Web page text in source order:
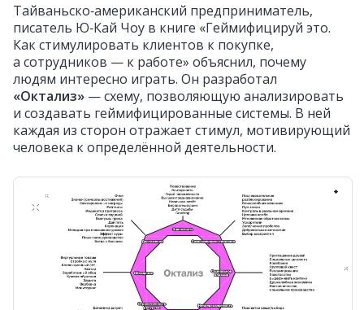
Тайваньско‑американский предприниматель,
писатель Ю‑Кай Чоу в книге «Геймифицируй это.
Как стимулировать клиентов к покупке,
а сотрудников — к работе» объяснил, почему
людям интересно играть. Он разработал
«Октализ» — схему, позволяющую анализировать
и создавать геймифицированные системы. В ней
каждая из сторон отражает стимул, мотивирующий
человека к определённой деятельности.